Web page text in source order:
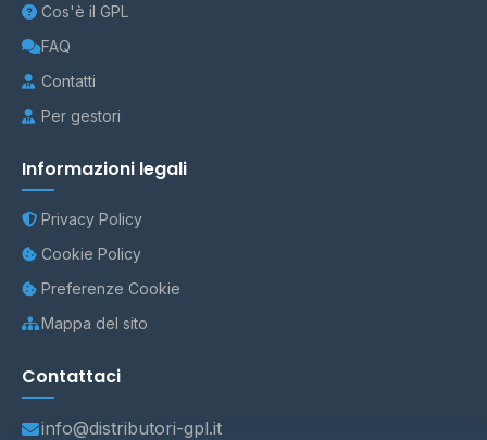
Cos'è il GPL
FAQ
Contatti
Per gestori
Informazioni legali
Privacy Policy
Cookie Policy
Preferenze Cookie
Mappa del sito
Contattaci
info@distributori-gpl.it